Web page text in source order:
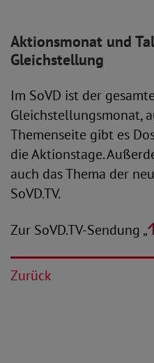
Aktionsmonat und
Gleichstellung
Im SoVD ist der
Gleichstellungsmonat,
Themenseite gibt es
die Aktionstage.
auch das Thema der
SoVD.TV.
Zur SoVD.TV-Sendung „
Zurück